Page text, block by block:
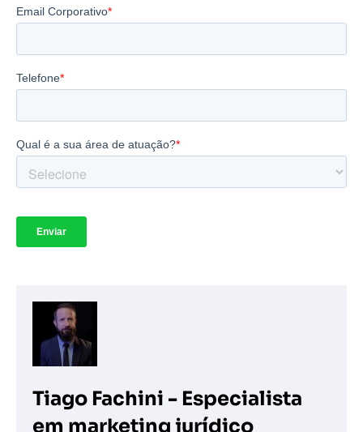
Tiago Fachini - Especialista
em marketing jurídico